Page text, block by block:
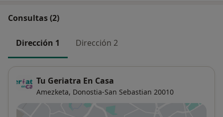
Consultas (2)
Dirección 1 Dirección 2
Tu Geriatra En Casa
Amezketa, Donostia-San Sebastian 20010